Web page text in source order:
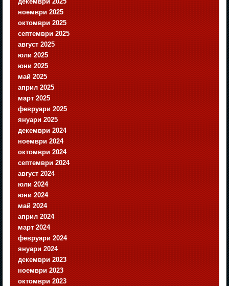
ноември 2025
октомври 2025
септември 2025
август 2025
юли 2025
юни 2025
май 2025
април 2025
март 2025
февруари 2025
януари 2025
декември 2024
ноември 2024
октомври 2024
септември 2024
август 2024
юли 2024
юни 2024
май 2024
април 2024
март 2024
февруари 2024
януари 2024
декември 2023
ноември 2023
октомври 2023